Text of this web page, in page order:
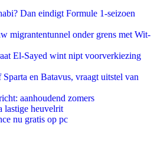
Dan eindigt Formule 1-seizoen
migrantentunnel onder grens met Wit-
El-Sayed wint nipt voorverkiezing
en Batavus, vraagt uitstel van
aanhoudend zomers
lastige heuvelrit
nu gratis op pc